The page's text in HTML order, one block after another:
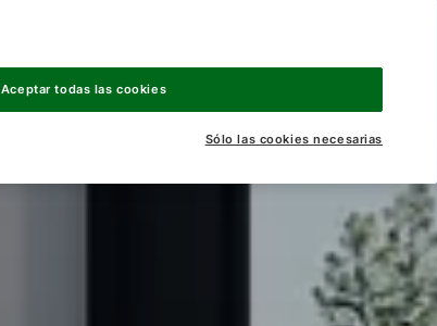
Sólo las cookies necesarias
Aceptar todas las cookies